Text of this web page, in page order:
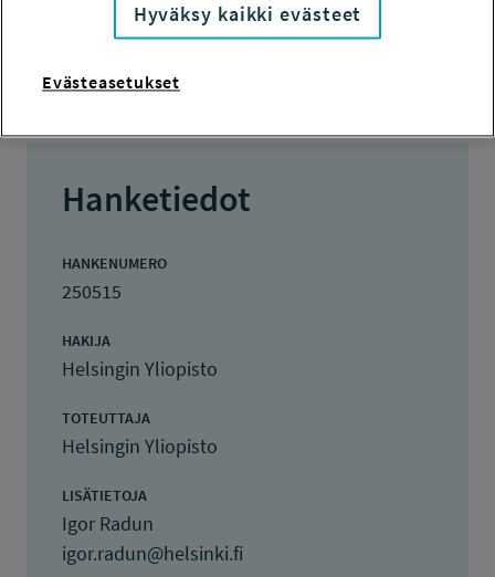
Hanketiedot
Tiivistelmä
Hanketiedot
HANKENUMERO
250515
HAKIJA
Helsingin Yliopisto
TOTEUTTAJA
Helsingin Yliopisto
LISÄTIETOJA
Igor Radun
igor.radun@helsinki.fi
Hyväksy kaikki evästeet
Evästeasetukset